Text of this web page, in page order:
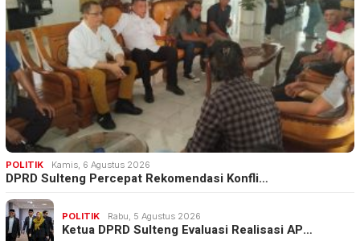
POLITIK Kamis, 6 Agustus 2026
DPRD Sulteng Percepat Rekomendasi Konfli…
POLITIK Rabu, 5 Agustus 2026
Ketua DPRD Sulteng Evaluasi Realisasi AP…